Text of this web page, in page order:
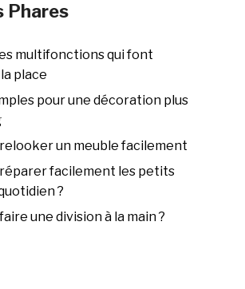
Phares
multifonctions qui font
place
pour une décoration plus
un meuble facilement
facilement les petits
?
une division à la main ?